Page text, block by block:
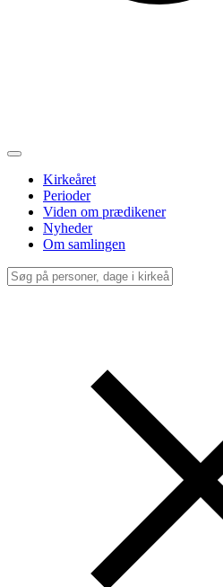
Kirkeåret
Perioder
Viden om prædikener
Nyheder
Om samlingen